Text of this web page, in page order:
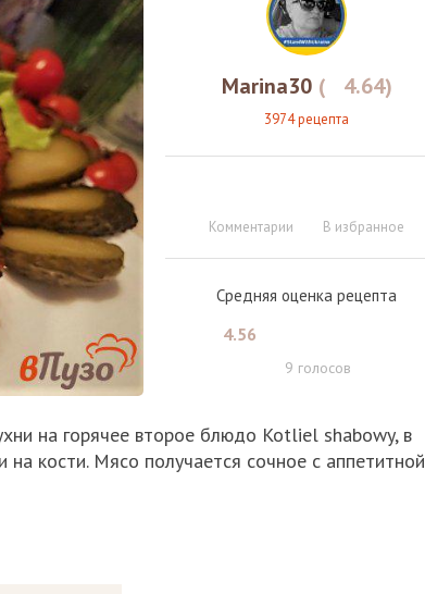
Marina30 ( 4.64)
3974 рецепта
Комментарии В избранное
Средняя оценка рецепта
4.56
9 голосов
на горячее второе блюдо Kotliel shabowy, в
кости. Мясо получается сочное с аппетитной